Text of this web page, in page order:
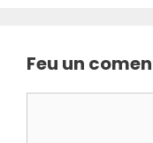
Feu un